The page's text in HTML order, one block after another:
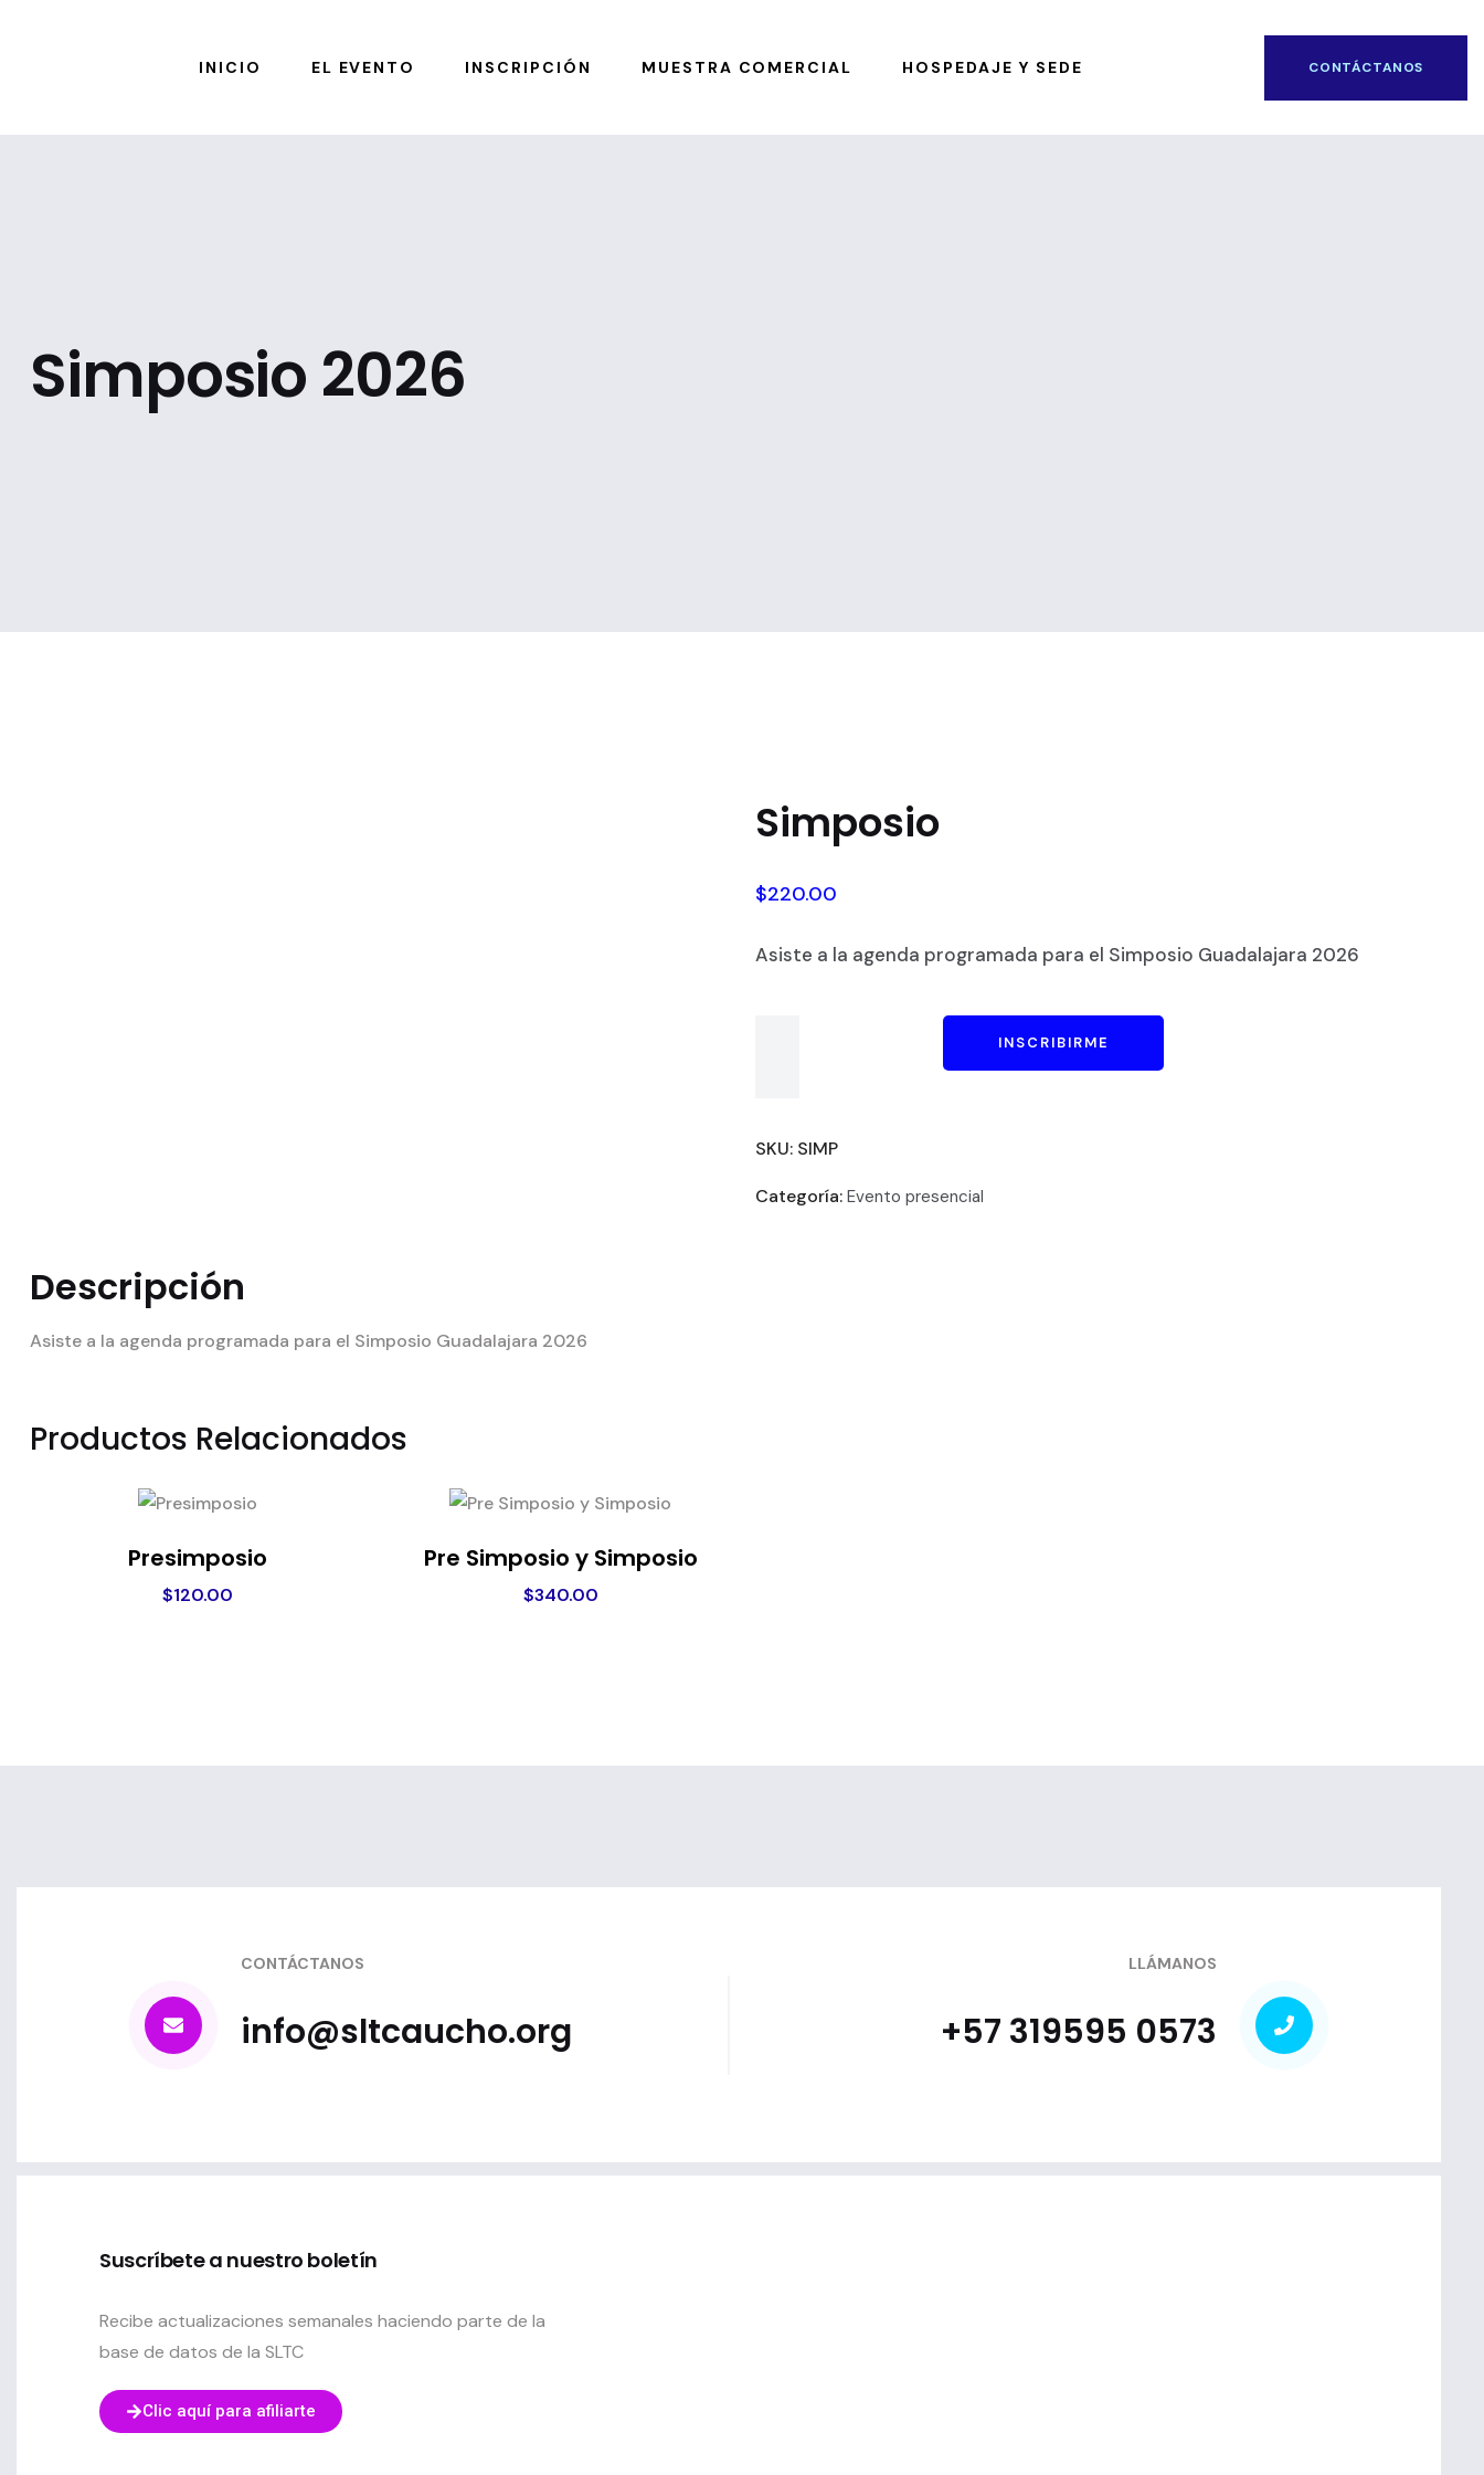
INICIO EL EVENTO INSCRIPCIÓN MUESTRA COMERCIAL HOSPEDAJE Y SEDE CONTÁCTANOS
Simposio 2026
Simposio
$220.00
Asiste a la agenda programada para el Simposio Guadalajara 2026
INSCRIBIRME
SKU: SIMP
Categoría: Evento presencial
Descripción
Asiste a la agenda programada para el Simposio Guadalajara 2026
Productos Relacionados
Presimposio
$120.00
Pre Simposio y Simposio
$340.00
CONTÁCTANOS
info@sltcaucho.org
LLÁMANOS
+57 319595 0573
Suscríbete a nuestro boletín
Recibe actualizaciones semanales haciendo parte de la
base de datos de la SLTC
Clic aquí para afiliarte